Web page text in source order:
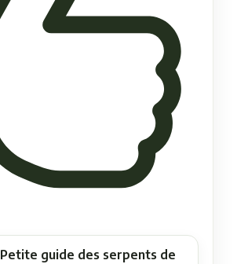
Petite guide des serpents de